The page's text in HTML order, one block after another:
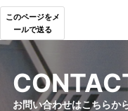
このページをメ
ールで送る
CONTAC
お問い合わせはこちらか